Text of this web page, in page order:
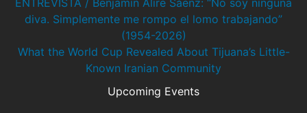
ENTREVISTA / Benjamin Alire Sáenz: “No soy ninguna
diva. Simplemente me rompo el lomo trabajando”
(1954-2026)
What the World Cup Revealed About Tijuana’s Little-
Known Iranian Community
Upcoming Events